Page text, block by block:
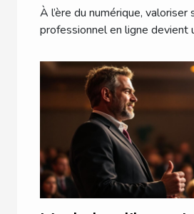
à l'IA
À l’ère du numérique, valoriser
professionnel en ligne devient